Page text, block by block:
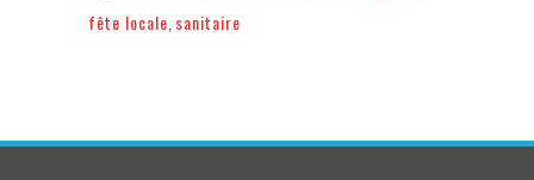
fête locale sanitaire